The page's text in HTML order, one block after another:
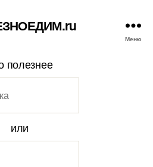
Меню
полезнее
или